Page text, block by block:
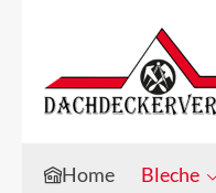
Zum Hauptinhalt springen
Zur Suche springen
Home Bleche